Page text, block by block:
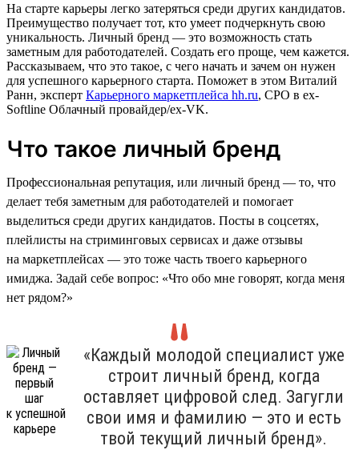
На старте карьеры легко затеряться среди других кандидатов.
Преимущество получает тот, кто умеет подчеркнуть свою
уникальность. Личный бренд — это возможность стать
заметным для работодателей. Создать его проще, чем кажется.
Рассказываем, что это такое, с чего начать и зачем он нужен
для успешного карьерного старта. Поможет в этом Виталий
Ранн, эксперт Карьерного маркетплейса hh.ru, CPO в ex-
Softline Облачный провайдер/ex-VK.
Что такое личный бренд
Профессиональная репутация, или личный бренд — то, что
делает тебя заметным для работодателей и помогает
выделиться среди других кандидатов. Посты в соцсетях,
плейлисты на стриминговых сервисах и даже отзывы
на маркетплейсах — это тоже часть твоего карьерного
имиджа. Задай себе вопрос: «Что обо мне говорят, когда меня
нет рядом?»
«Каждый молодой специалист уже
строит личный бренд, когда
оставляет цифровой след. Загугли
свои имя и фамилию — это и есть
твой текущий личный бренд».